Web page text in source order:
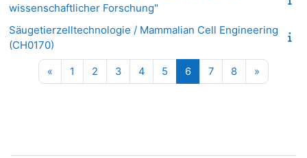
wissenschaftlicher Forschung"
Säugetierzelltechnologie / Mammalian Cell Engineering
(CH0170)
« Vorherige Seite
1 Seite 1
2 Seite 2
3Seite 3
4Seite 4
5 Seite 5
6Seite 6
7Seite 7
8 Seite 8
»